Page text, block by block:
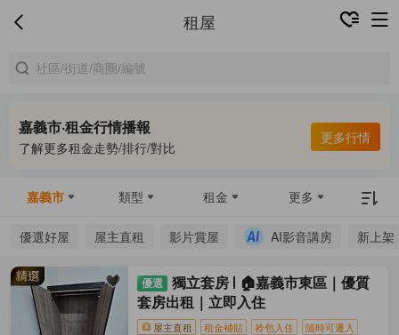
租屋
嘉義市·租金行情播報
了解更多租金走勢/排行/對比
更多行情
嘉義市 類型 租金 更多
優選好屋 屋主直租 影片賞屋 AI影音講房 新上架
獨立套房
🏠嘉義市東區｜優質
套房出租｜立即入住
屋主直租 租金補貼 拎包入住 隨時可遷入